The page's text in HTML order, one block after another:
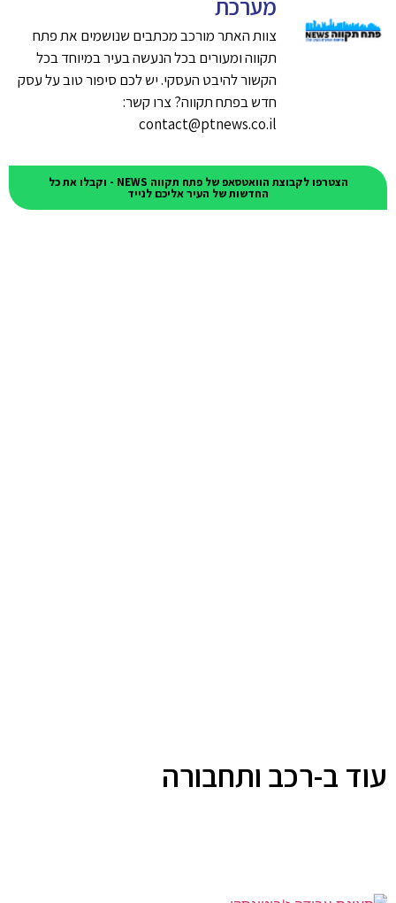
מערכת
צוות האתר מורכב מכתבים שנושמים את פתח
תקווה ומעורים בכל הנעשה בעיר במיוחד בכל
הקשור להיבט העסקי. יש לכם סיפור טוב על עסק
חדש בפתח תקווה? צרו קשר:
contact@ptnews.co.il
הצטרפו לקבוצת הוואטסאפ של פתח תקווה NEWS - וקבלו את כל
החדשות של העיר אליכם לנייד
עוד ב-רכב ותחבורה